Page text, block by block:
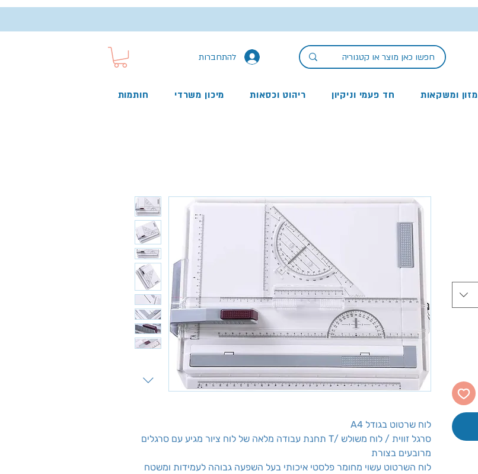
להתחברות
מזון ומשקאות חד פעמי וניקיון ריהוט וכסאות מיכון משרדי חותמות
לוח שרטוט בגודל A4
סרגל זווית / לוח משולש /T תחנת עבודה מלאה של לוח ציור מגיע עם סרגלים
מרובעים בצורת
לוח השרטוט עשוי מחומר פלסטי איכותי בעל השפעה גבוהה לעמידות ומשטח